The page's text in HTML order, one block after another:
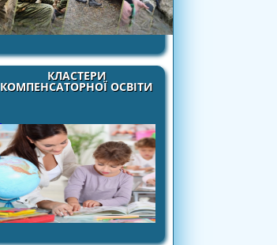
КЛАСТЕРИ
КОМПЕНСАТОРНОЇ ОСВІТИ